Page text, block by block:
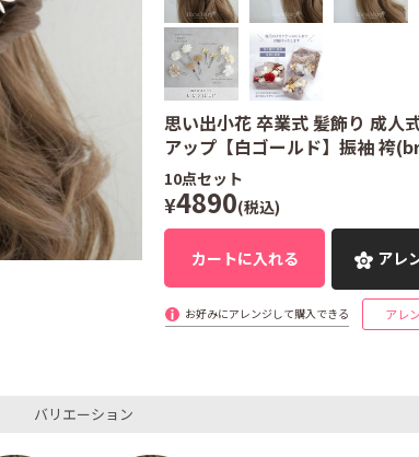
思い出小花 卒業式 髪飾り 成人
アップ【白ゴールド】振袖 袴
10点セット
¥4890(税込)
アレ
カートに入れる
お好みにアレンジして購入できる アレ
バリエーション